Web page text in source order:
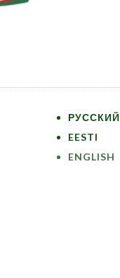
РУССКИЙ
EESTI
ENGLISH